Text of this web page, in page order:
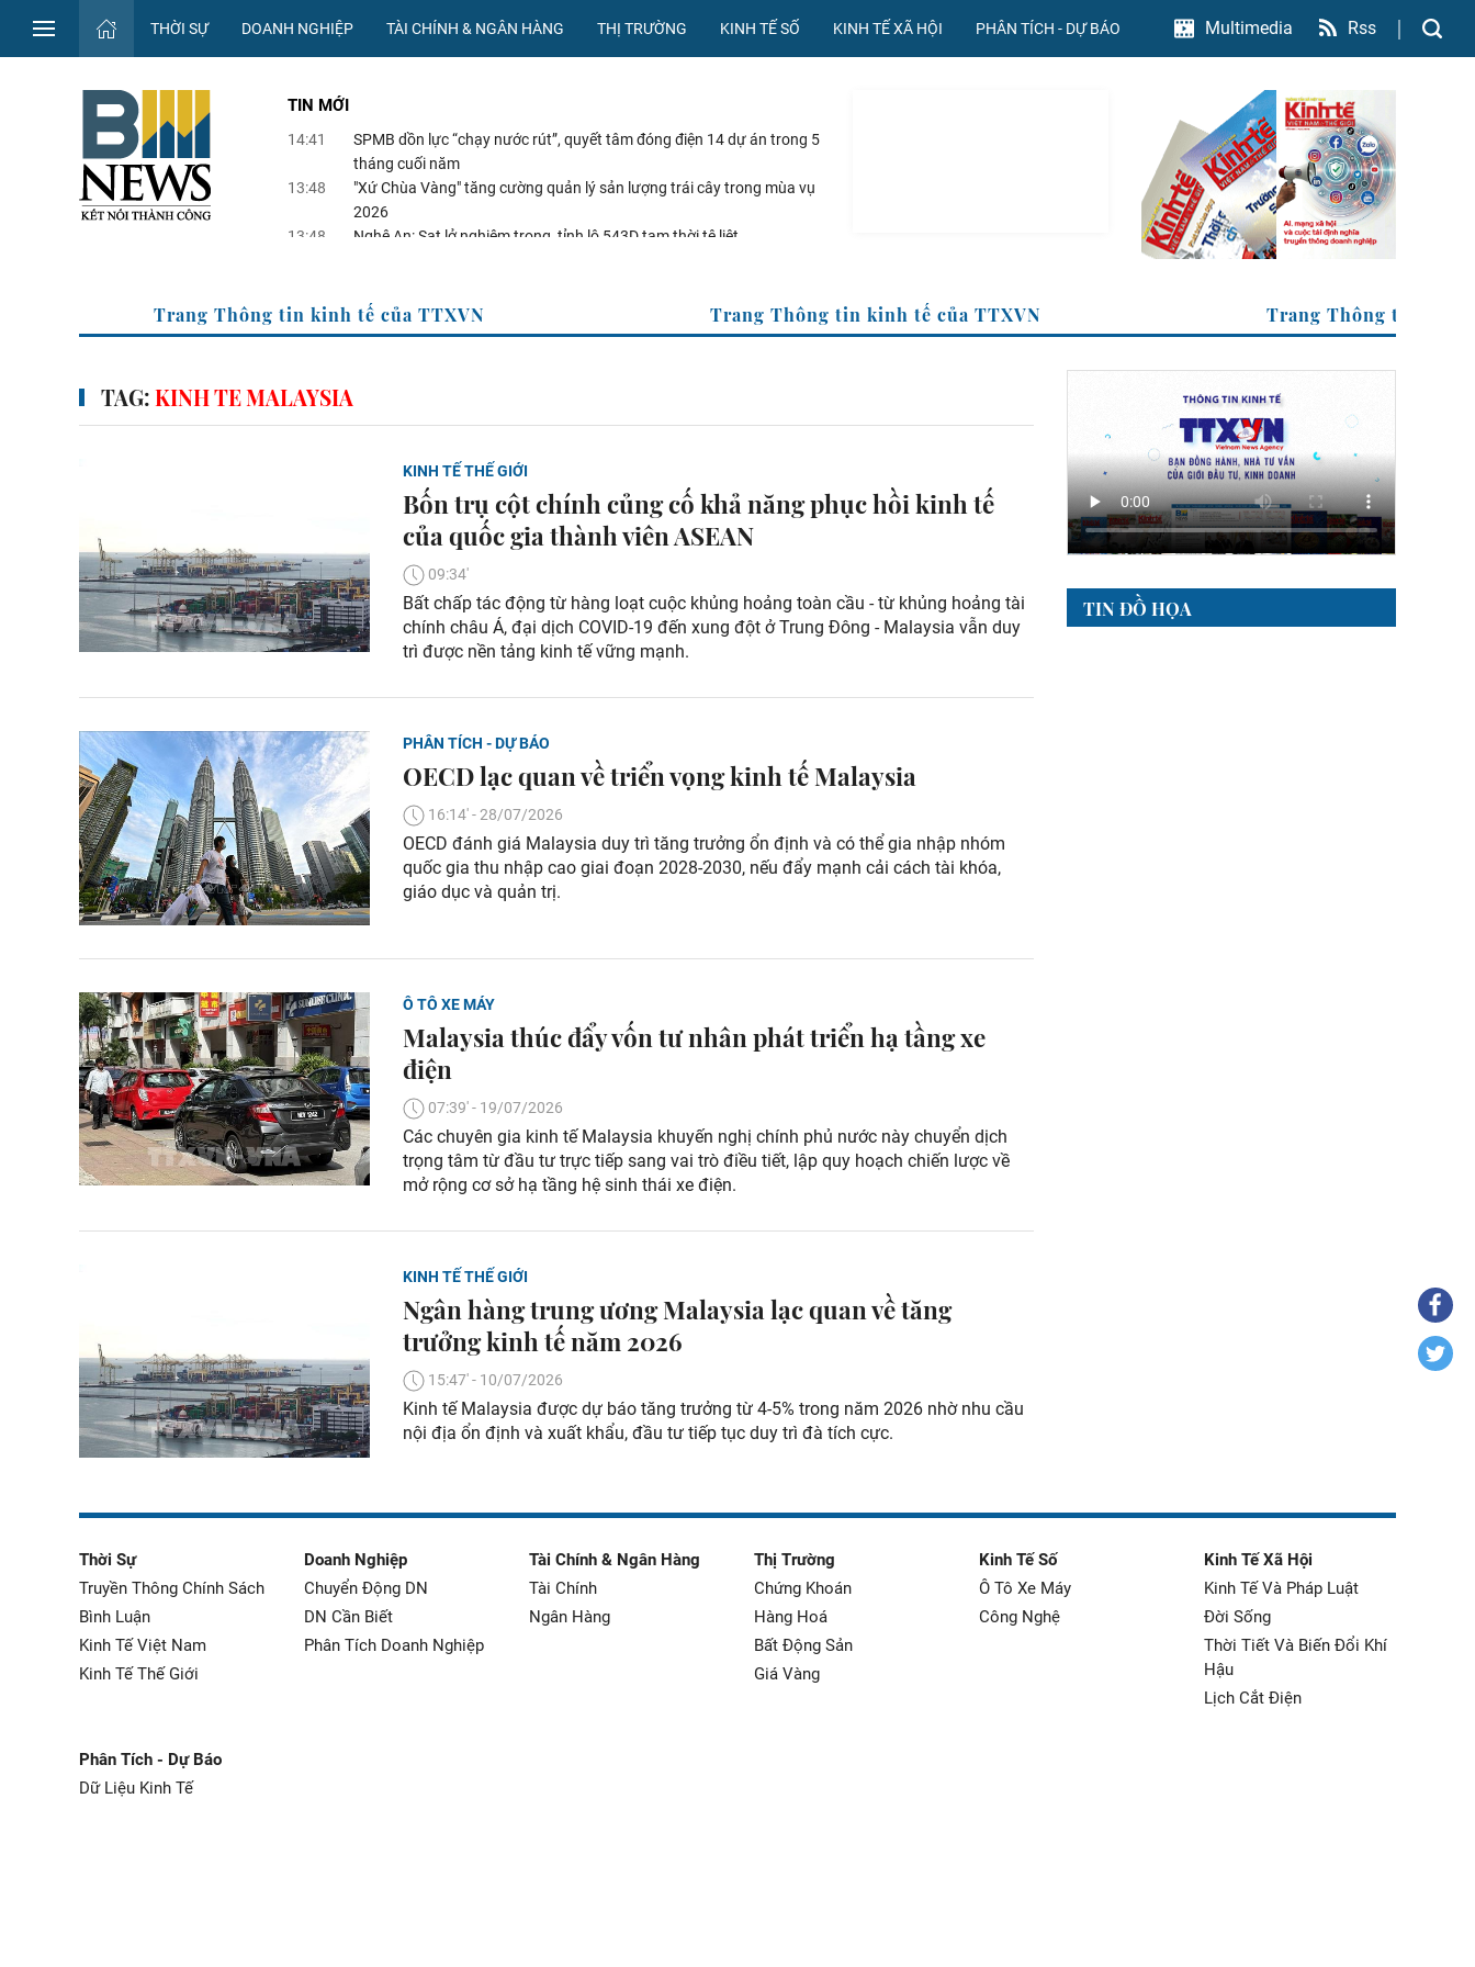
THỜI SỰ DOANH NGHIỆP TÀI CHÍNH & NGÂN HÀNG THỊ TRƯỜNG KINH TẾ SỐ KINH TẾ XÃ HỘI PHÂN TÍCH - DỰ BÁO Multimedia Rss
TIN MỚI
14:41
SPMB dồn lực “chạy nước rút”, quyết tâm đóng điện 14 dự án trong 5
tháng cuối năm
13:48
"Xứ Chùa Vàng" tăng cường quản lý sản lượng trái cây trong mùa vụ
2026
13:48
Nghệ An: Sạt lở nghiêm trọng, tỉnh lộ 543D tạm thời tê liệt
Trang Thông tin kinh tế của TTXVN Trang Thông tin kinh tế của TTXVN Trang Thông
TAG:KINH TE MALAYSIA
KINH TẾ THẾ GIỚI
Bốn trụ cột chính củng cố khả năng phục hồi kinh tế
của quốc gia thành viên ASEAN
09:34'
Bất chấp tác động từ hàng loạt cuộc khủng hoảng toàn cầu - từ khủng hoảng tài
chính châu Á, đại dịch COVID-19 đến xung đột ở Trung Đông - Malaysia vẫn duy
trì được nền tảng kinh tế vững mạnh.
PHÂN TÍCH - DỰ BÁO
OECD lạc quan về triển vọng kinh tế Malaysia
16:14' - 28/07/2026
OECD đánh giá Malaysia duy trì tăng trưởng ổn định và có thể gia nhập nhóm
quốc gia thu nhập cao giai đoạn 2028-2030, nếu đẩy mạnh cải cách tài khóa,
giáo dục và quản trị.
Ô TÔ XE MÁY
Malaysia thúc đẩy vốn tư nhân phát triển hạ tầng xe
điện
07:39' - 19/07/2026
Các chuyên gia kinh tế Malaysia khuyến nghị chính phủ nước này chuyển dịch
trọng tâm từ đầu tư trực tiếp sang vai trò điều tiết, lập quy hoạch chiến lược về
mở rộng cơ sở hạ tầng hệ sinh thái xe điện.
KINH TẾ THẾ GIỚI
Ngân hàng trung ương Malaysia lạc quan về tăng
trưởng kinh tế năm 2026
15:47' - 10/07/2026
Kinh tế Malaysia được dự báo tăng trưởng từ 4-5% trong năm 2026 nhờ nhu cầu
nội địa ổn định và xuất khẩu, đầu tư tiếp tục duy trì đà tích cực.
TIN ĐỒ HỌA
Thời Sự
Truyền Thông Chính Sách
Bình Luận
Kinh Tế Việt Nam
Kinh Tế Thế Giới
Doanh Nghiệp
Chuyển Động DN
DN Cần Biết
Phân Tích Doanh Nghiệp
Tài Chính & Ngân Hàng
Tài Chính
Ngân Hàng
Thị Trường
Chứng Khoán
Hàng Hoá
Bất Động Sản
Giá Vàng
Kinh Tế Số
Ô Tô Xe Máy
Công Nghệ
Kinh Tế Xã Hội
Kinh Tế Và Pháp Luật
Đời Sống
Thời Tiết Và Biến Đổi Khí
Hậu
Lịch Cắt Điện
Phân Tích - Dự Báo
Dữ Liệu Kinh Tế